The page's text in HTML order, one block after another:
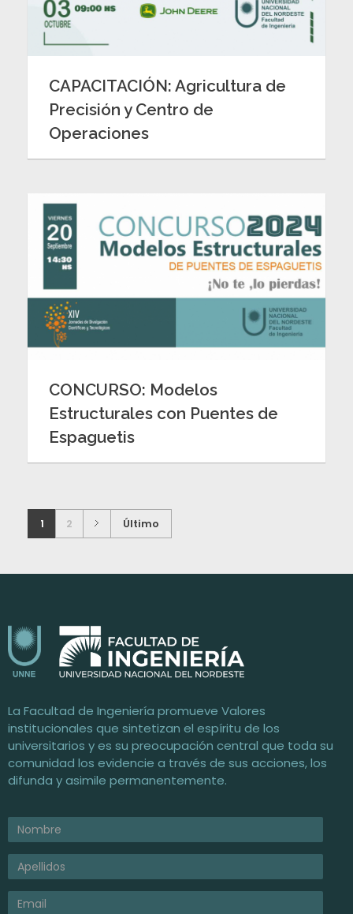
CAPACITACIÓN: Agricultura de
Precisión y Centro de
Operaciones
CONCURSO: Modelos
Estructurales con Puentes de
Espaguetis
1 2 Último
La Facultad de Ingeniería promueve Valores
institucionales que sintetizan el espíritu de los
universitarios y es su preocupación central que toda su
comunidad los evidencie a través de sus acciones, los
difunda y asimile permanentemente.